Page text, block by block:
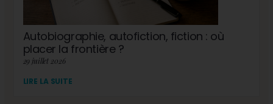
Autobiographie, autofiction, fiction : où
placer la frontière ?
29 juillet 2026
LIRE LA SUITE